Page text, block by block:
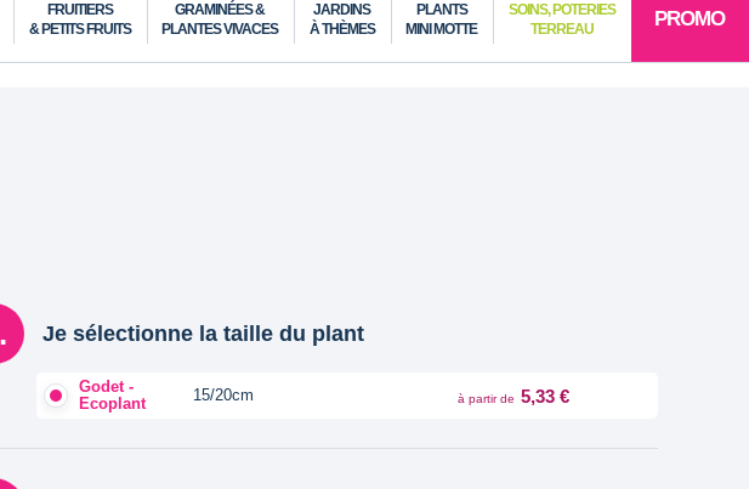
FRUITIERS
& PETITS FRUITS
GRAMINÉES &
PLANTES VIVACES
JARDINS
À THÈMES
PLANTS
MINI MOTTE
SOINS, POTERIES
TERREAU
PROMO
Je sélectionne la taille du plant
Godet -
Ecoplant
15/20cm à partir de 5,33 €